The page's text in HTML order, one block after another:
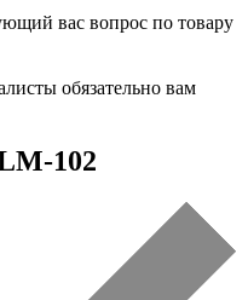
вас вопрос по товару
обязательно вам
102